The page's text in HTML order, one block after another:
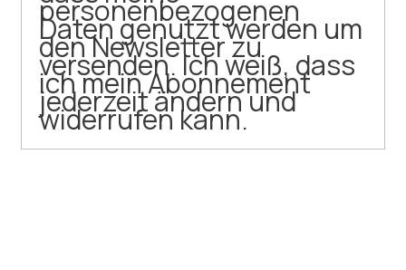
personenbezogenen
Daten genutzt werden um
den Newsletter zu
versenden. Ich weiß, dass
ich mein Abonnement
jederzeit ändern und
widerrufen kann.